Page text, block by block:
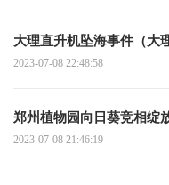
大理直升机坠海事件（大
2023-07-08 22:48:58
郑州植物园向日葵竞相绽
2023-07-08 21:46:19